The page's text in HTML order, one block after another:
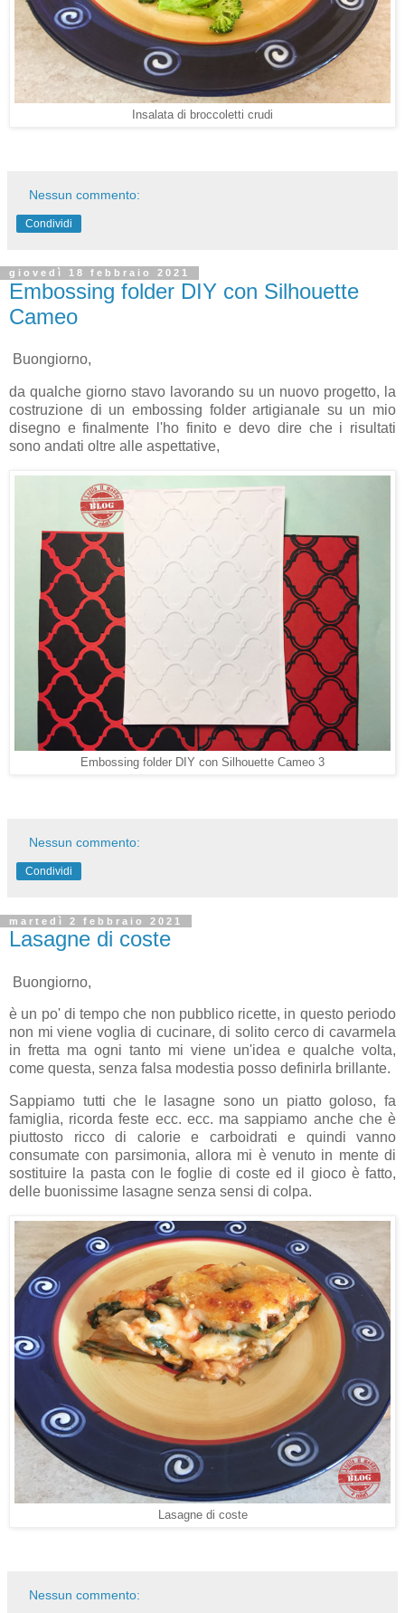
Insalata di broccoletti crudi
Nessun commento:
Condividi
giovedì 18 febbraio 2021
Embossing folder DIY con Silhouette
Cameo
Buongiorno,
da qualche giorno stavo lavorando su un nuovo progetto, la
costruzione di un embossing folder artigianale su un mio
disegno e finalmente l'ho finito e devo dire che i risultati
sono andati oltre alle aspettative,
Embossing folder DIY con Silhouette Cameo 3
Nessun commento:
Condividi
martedì 2 febbraio 2021
Lasagne di coste
Buongiorno,
è un po' di tempo che non pubblico ricette, in questo periodo
non mi viene voglia di cucinare, di solito cerco di cavarmela
in fretta ma ogni tanto mi viene un'idea e qualche volta,
come questa, senza falsa modestia posso definirla brillante.
Sappiamo tutti che le lasagne sono un piatto goloso, fa
famiglia, ricorda feste ecc. ecc. ma sappiamo anche che è
piuttosto ricco di calorie e carboidrati e quindi vanno
consumate con parsimonia, allora mi è venuto in mente di
sostituire la pasta con le foglie di coste ed il gioco è fatto,
delle buonissime lasagne senza sensi di colpa.
Lasagne di coste
Nessun commento: